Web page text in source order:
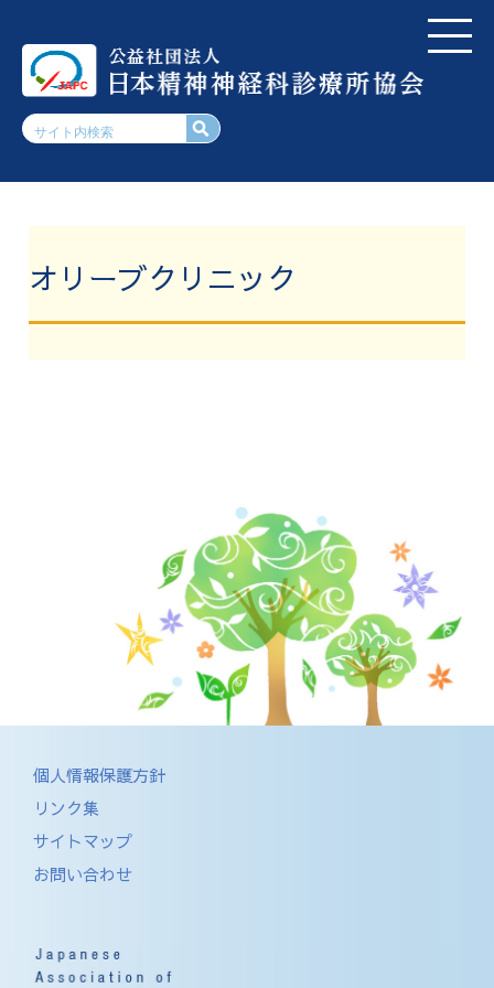
オリーブクリニック
個人情報保護方針
リンク集
サイトマップ
お問い合わせ